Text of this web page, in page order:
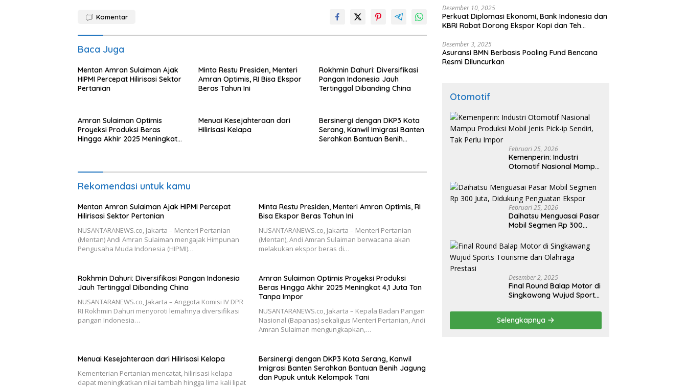
Komentar
Baca Juga
Mentan Amran Sulaiman Ajak
HIPMI Percepat Hilirisasi Sektor
Pertanian
Minta Restu Presiden, Menteri
Amran Optimis, RI Bisa Ekspor
Beras Tahun Ini
Rokhmin Dahuri: Diversifikasi
Pangan Indonesia Jauh
Tertinggal Dibanding China
Amran Sulaiman Optimis
Proyeksi Produksi Beras
Hingga Akhir 2025 Meningkat
Menuai Kesejahteraan dari
Hilirisasi Kelapa
Bersinergi dengan DKP3 Kota
Serang, Kanwil Imigrasi Banten
Serahkan Bantuan Benih
Rekomendasi untuk kamu
Mentan Amran Sulaiman Ajak HIPMI Percepat
Hilirisasi Sektor Pertanian
NUSANTARANEWS.co, Jakarta – Menteri Pertanian
(Mentan) Andi Amran Sulaiman mengajak Himpunan
Pengusaha Muda Indonesia (HIPMI)…
Minta Restu Presiden, Menteri Amran Optimis, RI
Bisa Ekspor Beras Tahun Ini
NUSANTARANEWS.co, Jakarta – Menteri Pertanian
(Mentan), Andi Amran Sulaiman berwacana akan
melakukan ekspor beras di…
Rokhmin Dahuri: Diversifikasi Pangan Indonesia
Jauh Tertinggal Dibanding China
NUSANTARANEWS.co, Jakarta – Anggota Komisi IV DPR
RI Rokhmin Dahuri menyoroti lemahnya diversifikasi
pangan Indonesia…
Amran Sulaiman Optimis Proyeksi Produksi
Beras Hingga Akhir 2025 Meningkat 4,1 Juta Ton
Tanpa Impor
NUSANTARANEWS.co, Jakarta – Kepala Badan Pangan
Nasional (Bapanas) sekaligus Menteri Pertanian, Andi
Amran Sulaiman mengungkapkan,…
Menuai Kesejahteraan dari Hilirisasi Kelapa
Kementerian Pertanian mencatat, hilirisasi kelapa
dapat meningkatkan nilai tambah hingga lima kali lipat
Bersinergi dengan DKP3 Kota Serang, Kanwil
Imigrasi Banten Serahkan Bantuan Benih Jagung
dan Pupuk untuk Kelompok Tani
Desember 10, 2025
Perkuat Diplomasi Ekonomi, Bank Indonesia dan
KBRI Rabat Dorong Ekspor Kopi dan Teh
Desember 3, 2025
Asuransi BMN Berbasis Pooling Fund Bencana
Resmi Diluncurkan
Otomotif
Februari 25, 2026
Kemenperin: Industri
Otomotif Nasional Mampu
ip Sendiri, Tak Perlu Impor
Februari 25, 2026
Daihatsu Menguasai Pasar
Mobil Segmen Rp 300
Ekspor
Desember 2, 2025
Final Round Balap Motor di
Singkawang Wujud Sports
Prestasi
Selengkapnya